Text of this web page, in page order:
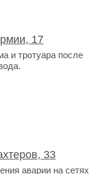
17
и тротуара после
33
аварии на сетях